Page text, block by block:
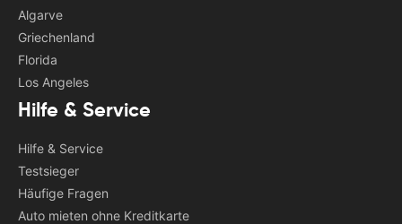
Algarve
Griechenland
Florida
Los Angeles
Hilfe & Service
Hilfe & Service
Testsieger
Häufige Fragen
Auto mieten ohne Kreditkarte